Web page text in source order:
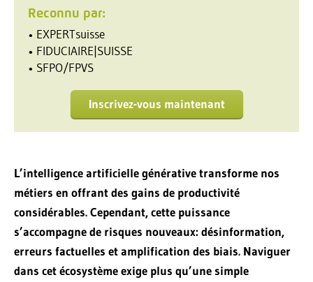
Reconnu par:
• EXPERTsuisse
• FIDUCIAIRE|SUISSE
• SFPO/FPVS
Inscrivez-vous maintenant
L’intelligence artificielle générative transforme nos
métiers en offrant des gains de productivité
considérables. Cependant, cette puissance
s’accompagne de risques nouveaux: désinformation,
erreurs factuelles et amplification des biais. Naviguer
dans cet écosystème exige plus qu’une simple